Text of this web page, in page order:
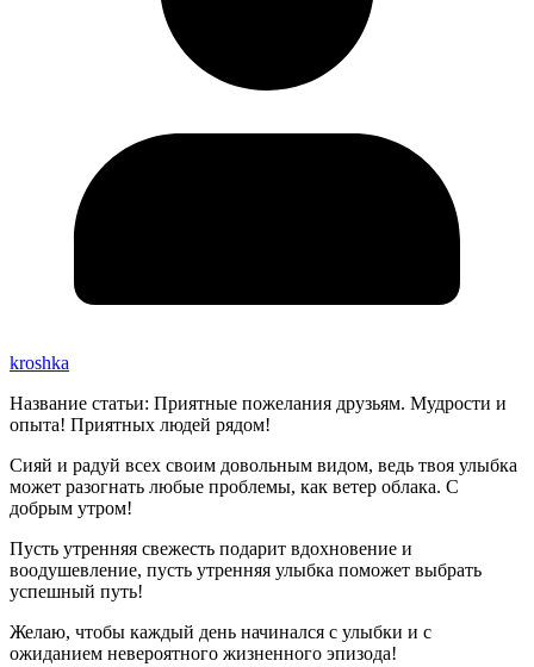
kroshka
Название статьи: Приятные пожелания друзьям. Мудрости и
опыта! Приятных людей рядом!
Сияй и радуй всех своим довольным видом, ведь твоя улыбка
может разогнать любые проблемы, как ветер облака. С
добрым утром!
Пусть утренняя свежесть подарит вдохновение и
воодушевление, пусть утренняя улыбка поможет выбрать
успешный путь!
Желаю, чтобы каждый день начинался с улыбки и с
ожиданием невероятного жизненного эпизода!